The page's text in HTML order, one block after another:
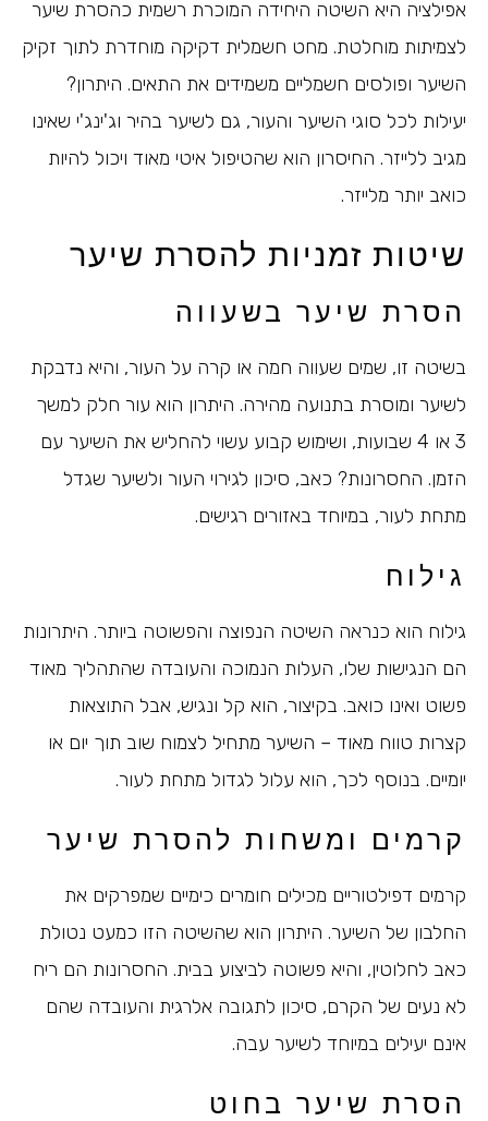
אפילציה היא השיטה היחידה המוכרת רשמית כהסרת שיער
לצמיתות מוחלטת. מחט חשמלית דקיקה מוחדרת לתוך זקיק
השיער ופולסים חשמליים משמידים את התאים. היתרון?
יעילות לכל סוגי השיער והעור, גם לשיער בהיר וג'ינג'י שאינו
מגיב ללייזר. החיסרון הוא שהטיפול איטי מאוד ויכול להיות
כואב יותר מלייזר.
שיטות זמניות להסרת שיער
הסרת שיער בשעווה
בשיטה זו, שמים שעווה חמה או קרה על העור, והיא נדבקת
לשיער ומוסרת בתנועה מהירה. היתרון הוא עור חלק למשך
3 או 4 שבועות, ושימוש קבוע עשוי להחליש את השיער עם
הזמן. החסרונות? כאב, סיכון לגירוי העור ולשיער שגדל
מתחת לעור, במיוחד באזורים רגישים.
גילוח
גילוח הוא כנראה השיטה הנפוצה והפשוטה ביותר. היתרונות
הם הנגישות שלו, העלות הנמוכה והעובדה שהתהליך מאוד
פשוט ואינו כואב. בקיצור, הוא קל ונגיש, אבל התוצאות
קצרות טווח מאוד – השיער מתחיל לצמוח שוב תוך יום או
יומיים. בנוסף לכך, הוא עלול לגדול מתחת לעור.
קרמים ומשחות להסרת שיער
קרמים דפילטוריים מכילים חומרים כימיים שמפרקים את
החלבון של השיער. היתרון הוא שהשיטה הזו כמעט נטולת
כאב לחלוטין, והיא פשוטה לביצוע בבית. החסרונות הם ריח
לא נעים של הקרם, סיכון לתגובה אלרגית והעובדה שהם
אינם יעילים במיוחד לשיער עבה.
הסרת שיער בחוט